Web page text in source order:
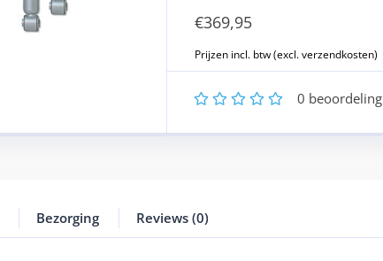
€369,95
5
4
3
2 0 beoordeling
Bezorging Reviews (0)